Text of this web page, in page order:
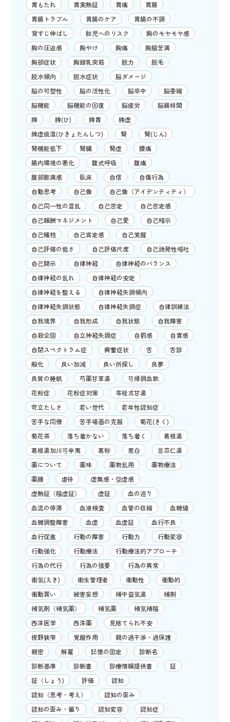
胃もたれ
胃実熱証 胃痛
胃腸
胃腸トラブル
胃腸のケア
胃腸の不調
背すじ伸ばし
胎児へのリスク
胸のモヤモヤ感
胸の圧迫感
胸やけ 胸痛
胸脇苦満
胸部症状
胸鎖乳突筋 脱力
脱毛
脱水傾向
脱水症状
脳ダメージ
脳の可塑性
脳の活性化 脳卒中
脳委縮
脳機能
脳機能の回復 脳疲労
脳腸相関
脾
脾(ひ) 脾胃
脾虚
脾虚痰湿(ひきょたんしつ)
腎
腎(じん)
腎機能低下
腎臓 腎虚
腰痛
腸内環境の悪化
腹式呼吸
腹痛
腹部膨満感
臥床 自信
自傷行為
自動思考
自己像
自己像（アイデンティティ）
自己同一性の混乱
自己否定
自己否定感
自己報酬マネジメント
自己愛
自己暗示
自己犠牲
自己肯定感
自己覚醒
自己評価の低さ
自己評価尺度
自己誘発性嘔吐
自己開示
自律神経
自律神経のバランス
自律神経の乱れ
自律神経の安定
自律神経を整える
自律神経失調傾向
自律神経失調状態
自律神経失調症
自律訓練法
自我境界
自我形成 自我状態
自我障害
自殺企図
自立神経失調症 自罰感
自責感
自閉スペクトラム症
興奮症状 舌
舌診
般化
良い加減 良い所探し
良夢
良質の睡眠
芍薬甘草湯
芎帰調血飲
花粉症
花粉症対策
苓桂朮甘湯
苛立たしさ
若い世代
若年性認知症
苦手な同僚
苦手場面の克服
菊花(きく)
菊花茶
落ち着かない 落ち着く
葛根湯
葛根湯加川芎辛夷
葛粉 葱白
薏苡仁湯
薬について
薬味 薬物乱用
薬物療法
薬膳
虐待
虚無感・空虚感
虚熱証（陰虚証）
虚証
血の巡り
血流の停滞
血液検査 血管の収縮
血糖値
血糖調整障害
血虚 血虚証
血行不良
血行促進
行動の障害 行動力
行動変容
行動強化
行動療法
行動療法的アプローチ
行為の代行
行為の強要
行為の異常
衛気(えき)
衛生管理者 衝動性
衝動的
衝動買い
被害妄想 補中益気湯
補剤
補気剤（補気薬）
補気薬
補気補陰
西洋医学
西洋薬
見捨てられ不安
視野狭窄
覚醒作用
親の過干渉・過保護
親密
解雇 記憶の固定
診断名
診断基準
診断書 診療情報提供書
証
証（しょう)
評価
認知
認知（思考・考え）
認知の歪み
認知の歪み・偏り
認知変容
認知症